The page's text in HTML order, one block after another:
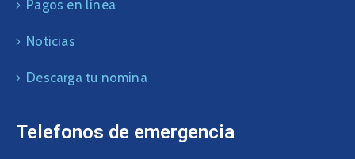
Pagos en línea
Noticias
Descarga tu nomina
Telefonos de emergencia